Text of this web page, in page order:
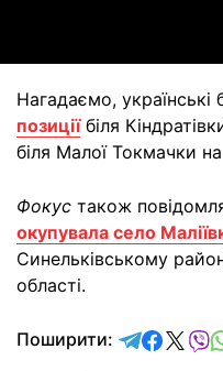
Нагадаємо, українські
позиціїбіля
біля Малої Токмачки
Фокус також
окупувала село
Синельківському
області.
Поширити: